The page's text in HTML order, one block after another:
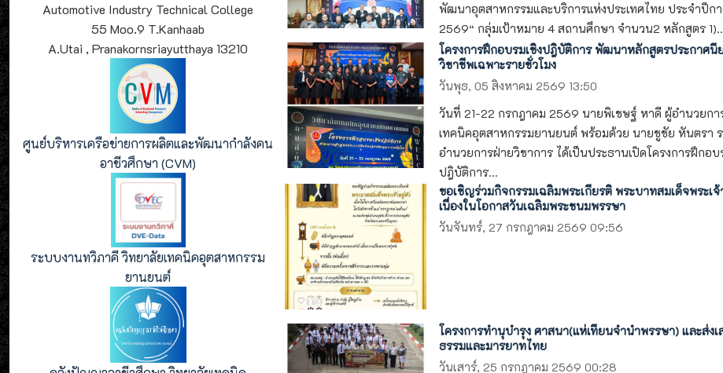
Automotive Industry Technical College
55 Moo.9 T.Kanhaab
A.Utai , Pranakornsriayutthaya 13210
ศูนย์บริหารเครือข่ายการผลิตและพัฒนากำลังคน
อาชีวศึกษา (CVM)
ระบบงานทวิภาคี วิทยาลัยเทคนิคอุตสาหกรรม
ยานยนต์
พัฒนาอุตสาหกรรมและบริการแห่งประเทศไทย ประจำปีก
2569“ กลุ่มเป้าหมาย 4 สถานศึกษา จำนวน2 หลักสูตร
โครงการฝึกอบรมเชิงปฎิบัติการ พัฒนาหลักสูตรประกาศนี
วิชาชีพเฉพาะรายชั่วโมง
วันพุธ, 05 สิงหาคม 2569 13:50
วันที่ 21-22 กรกฎาคม 2569 นายพิเชษฐ์ หาดี ผู้อำนวยกา
เทคนิคอุตสาหกรรมยานยนต์ พร้อมด้วย นายชูชัย หันตรา
อำนวยการฝ่ายวิชาการ ได้เป็นประธานเปิดโครงการฝึกอบ
ปฎิบัติการ...
ขอเชิญร่วมกิจกรรมเฉลิมพระเกียรติ พระบาทสมเด็จพระเ
เนื่องในโอกาสวันเฉลิมพระชนมพรรษา
วันจันทร์, 27 กรกฎาคม 2569 09:56
โครงการทำนุบำรุง ศาสนา(แห่เทียนจำนำพรรษา) และส่ง
ธรรมและมารยาทไทย
วันเสาร์, 25 กรกฎาคม 2569 00:28